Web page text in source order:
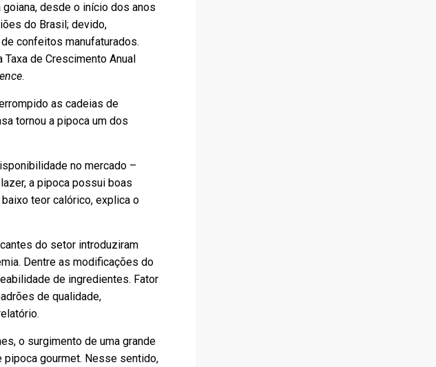
desde o início dos anos
do Brasil; devido,
confeitos manufaturados.
de Crescimento Anual
.
as cadeias de
tornou a pipoca um dos
no mercado –
a pipoca possui boas
teor calórico, explica o
do setor introduziram
Dentre as modificações do
de ingredientes. Fator
de qualidade,
o surgimento de uma grande
pipoca gourmet. Nesse sentido,